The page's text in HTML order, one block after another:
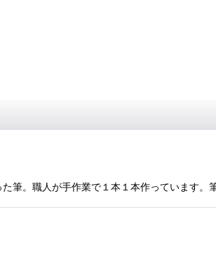
筆。職人が手作業で１本１本作っています